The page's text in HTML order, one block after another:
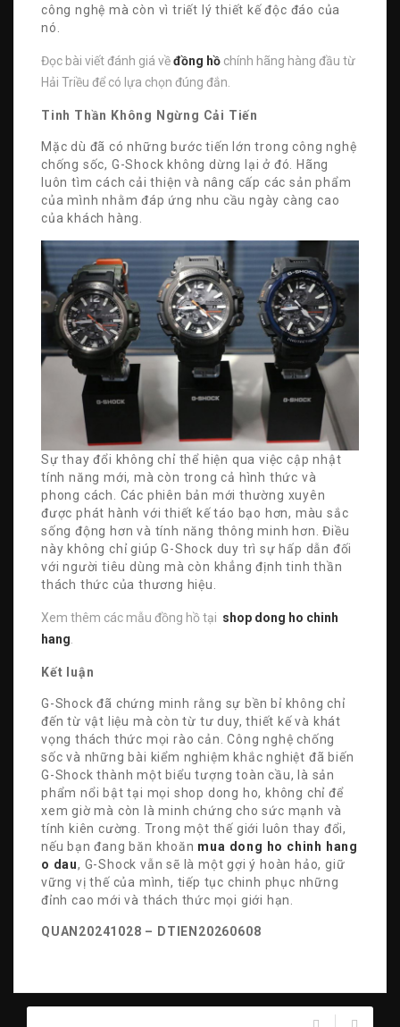
công nghệ mà còn vì triết lý thiết kế độc đáo của
nó.
Đọc bài viết đánh giá vềđồng hồ chính hãng hàng đầu từ
Hải Triều để có lựa chọn đúng đắn.
Tinh Thần Không Ngừng Cải Tiến
Mặc dù đã có những bước tiến lớn trong công nghệ
chống sốc, G-Shock không dừng lại ở đó. Hãng
luôn tìm cách cải thiện và nâng cấp các sản phẩm
của mình nhằm đáp ứng nhu cầu ngày càng cao
của khách hàng.
Sự thay đổi không chỉ thể hiện qua việc cập nhật
tính năng mới, mà còn trong cả hình thức và
phong cách. Các phiên bản mới thường xuyên
được phát hành với thiết kế táo bạo hơn, màu sắc
sống động hơn và tính năng thông minh hơn. Điều
này không chỉ giúp G-Shock duy trì sự hấp dẫn đối
với người tiêu dùng mà còn khẳng định tinh thần
thách thức của thương hiệu.
Xem thêm các mẫu đồng hồ tại shop dong ho chinh
hang.
Kết luận
G-Shock đã chứng minh rằng sự bền bỉ không chỉ
đến từ vật liệu mà còn từ tư duy, thiết kế và khát
vọng thách thức mọi rào cản. Công nghệ chống
sốc và những bài kiểm nghiệm khắc nghiệt đã biến
G-Shock thành một biểu tượng toàn cầu, là sản
phẩm nổi bật tại mọi shop dong ho, không chỉ để
xem giờ mà còn là minh chứng cho sức mạnh và
tính kiên cường. Trong một thế giới luôn thay đổi,
nếu bạn đang băn khoăn mua dong ho chinh hang
o dau, G-Shock vẫn sẽ là một gợi ý hoàn hảo, giữ
vững vị thế của mình, tiếp tục chinh phục những
đỉnh cao mới và thách thức mọi giới hạn.
QUAN20241028 – DTIEN20260608